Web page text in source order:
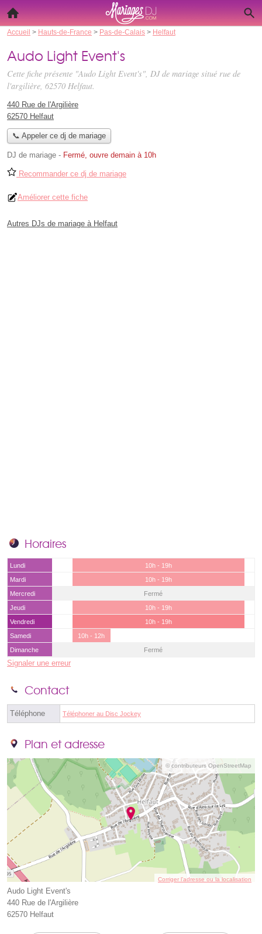
Accueil > Hauts-de-France > Pas-de-Calais > Helfaut
Audo Light Event's
Cette fiche présente "Audo Light Event's", DJ de mariage situé rue de
l'argilière, 62570 Helfaut.
440 Rue de l'Argilière
62570 Helfaut
📞 Appeler ce dj de mariage
DJ de mariage - Fermé, ouvre demain à 10h
Recommander ce dj de mariage
Améliorer cette fiche
Autres DJs de mariage à Helfaut
Horaires
Lundi
10h - 19h
Mardi
10h - 19h
Mercredi
Fermé
Jeudi
10h - 19h
Vendredi
10h - 19h
Samedi
10h - 12h
Dimanche
Fermé
Signaler une erreur
Contact
Téléphone Téléphoner au Disc Jockey
Plan et adresse
© contributeurs OpenStreetMap
Corriger l’adresse ou la localisation
Audo Light Event's
440 Rue de l'Argilière
62570 Helfaut